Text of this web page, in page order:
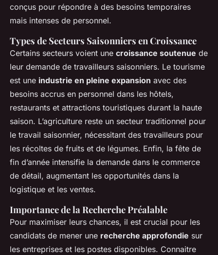
conçus pour répondre à des besoins temporaires
mais intenses de personnel.
Types de Secteurs Saisonniers en Croissance
Certains secteurs voient une croissance soutenue de
leur demande de travailleurs saisonniers. Le tourisme
est une industrie en pleine expansion avec des
besoins accrus en personnel dans les hôtels,
restaurants et attractions touristiques durant la haute
saison. L’agriculture reste un secteur traditionnel pour
le travail saisonnier, nécessitant des travailleurs pour
les récoltes de fruits et de légumes. Enfin, la fête de
fin d’année intensifie la demande dans le commerce
de détail, augmentant les opportunités dans la
logistique et les ventes.
Importance de la Recherche Préalable
Pour maximiser leurs chances, il est crucial pour les
candidats de mener une recherche approfondie sur
les entreprises et les postes disponibles. Connaitre